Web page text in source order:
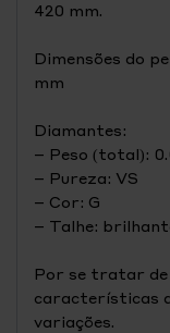
420 mm.
Dimensões do
mm
Diamantes:
– Peso (total):
– Pureza: VS
– Cor: G
– Talhe:
Por se tratar
características
variações.